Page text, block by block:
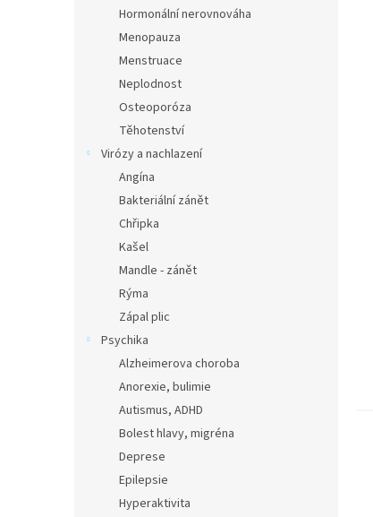
Hormonální nerovnováha
Menopauza
Menstruace
Neplodnost
Osteoporóza
Těhotenství
Virózy a nachlazení
Angína
Bakteriální zánět
Chřipka
Kašel
Mandle - zánět
Rýma
Zápal plic
Psychika
Alzheimerova choroba
Anorexie, bulimie
Autismus, ADHD
Bolest hlavy, migréna
Deprese
Epilepsie
Hyperaktivita